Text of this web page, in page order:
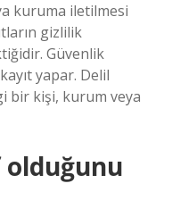
kuruma iletilmesi
gizlilik
Güvenlik
yapar. Delil
bir kişi, kurum veya